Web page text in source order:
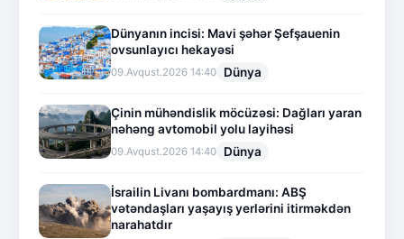
Dünyanın incisi: Mavi şəhər Şefşauenin
ovsunlayıcı hekayəsi
09.Avqust.2026 14:40 Dünya
Çinin mühəndislik möcüzəsi: Dağları yaran
nəhəng avtomobil yolu layihəsi
09.Avqust.2026 14:40 Dünya
İsrailin Livanı bombardmanı: ABŞ
vətəndaşları yaşayış yerlərini itirməkdən
narahatdır